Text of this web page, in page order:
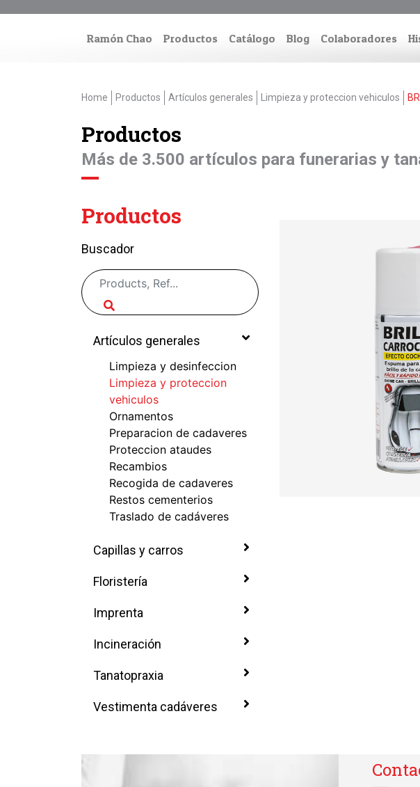
Ramón Chao Productos Catálogo Blog Colaboradores
Home Productos Artículos generales Limpieza y proteccion vehiculos
Productos
Más de 3.500 artículos para funerarias y
Productos
Buscador
Artículos generales
Limpieza y desinfeccion
Limpieza y proteccion
vehiculos
Ornamentos
Preparacion de cadaveres
Proteccion ataudes
Recambios
Recogida de cadaveres
Restos cementerios
Traslado de cadáveres
Capillas y carros
Floristería
Imprenta
Incineración
Tanatopraxia
Vestimenta cadáveres